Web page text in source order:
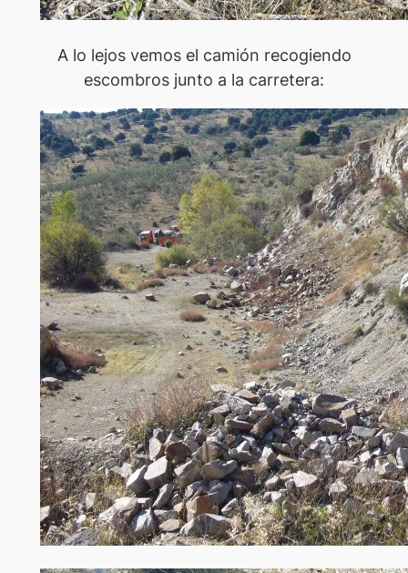
A lo lejos vemos el camión recogiendo
escombros junto a la carretera: